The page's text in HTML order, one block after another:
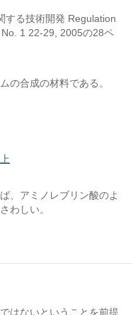
する技術開発 Regulation
1 22-29, 2005の28ペ
の合成の材料である。
、アミノレブリン酸のよ
わしい。
はないということを前提